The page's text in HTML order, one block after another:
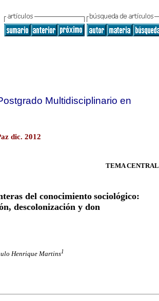
Multidisciplinario en
dic. 2012
TEMA CENTRAL
del conocimiento sociológico:
descolonización y don
Henrique Martins1